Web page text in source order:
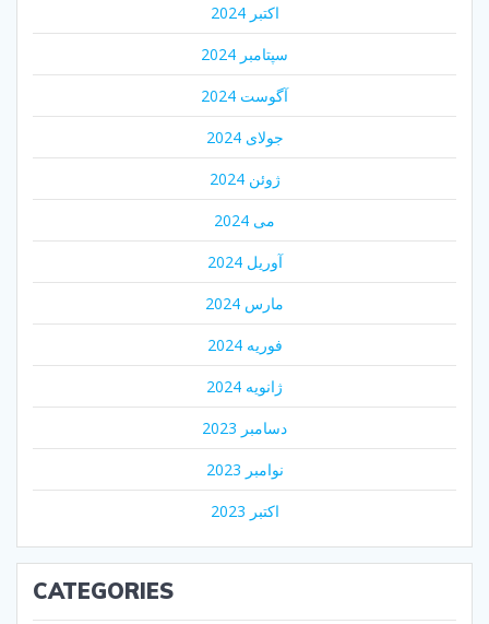
اکتبر 2024
سپتامبر 2024
آگوست 2024
جولای 2024
ژوئن 2024
می 2024
آوریل 2024
مارس 2024
فوریه 2024
ژانویه 2024
دسامبر 2023
نوامبر 2023
اکتبر 2023
CATEGORIES